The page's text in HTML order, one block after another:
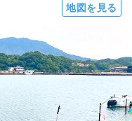
地図を見る